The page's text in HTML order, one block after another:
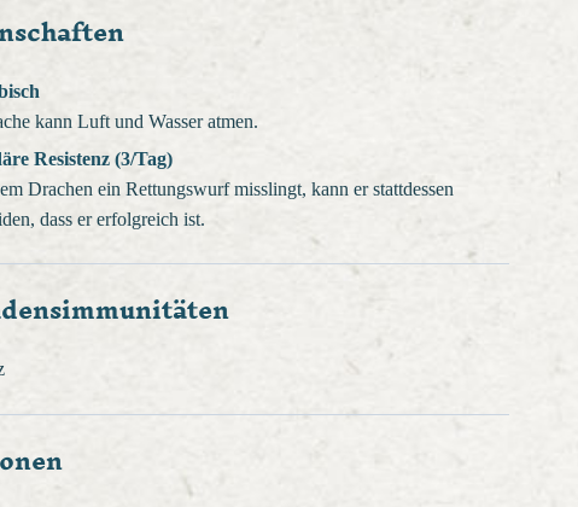
kann Luft und Wasser atmen.
Resistenz (3/Tag)
Drachen ein Rettungswurf misslingt, kann er stattdessen
dass er erfolgreich ist.